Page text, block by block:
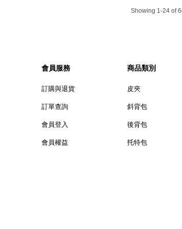
Showing 1-24 of
會員服務
訂購與退貨
訂單查詢
會員登入
會員權益
商品類別
皮夾
斜背包
後背包
托特包